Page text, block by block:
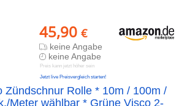
45,90 €
keine Angabe
keine Angabe
Preis kann jetzt höher sein
Jetzt live Preisvergleich starten!
Zündschnur Rolle * 10m / 100m /
Meter wählbar * Grüne Visco 2-